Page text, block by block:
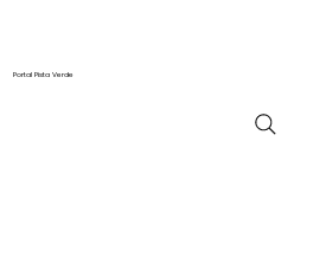
Portal Pista Verde